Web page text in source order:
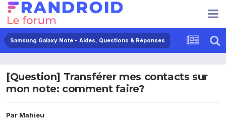
Samsung Galaxy Note - Aides, Questions & Réponses
[Question] Transférer mes contacts sur
mon note: comment faire?
Par Mahieu